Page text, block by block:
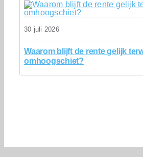
30 juli 2026
Waarom blijft de rente gelijk
omhoogschiet?